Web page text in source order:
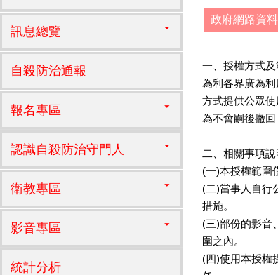
訊息總覽
自殺防治通報
報名專區
認識自殺防治守門人
衛教專區
影音專區
統計分析
政府網路資
一、授權方式及
為利各界廣為
方式提供公眾
為不會嗣後撤
二、相關事項說
(一)本授權範圍
(二)當事人自行
措施。
(三)部份的影音
圍之內。
(四)使用本授權